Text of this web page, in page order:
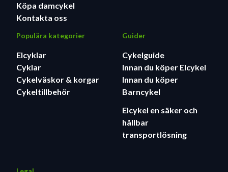
Köpa damcykel
Kontakta oss
Populära kategorier
Elcyklar
Cyklar
Cykelväskor & korgar
Cykeltillbehör
Guider
Cykelguide
Innan du köper Elcykel
Innan du köper
Barncykel
Elcykel en säker och
hållbar
transportlösning